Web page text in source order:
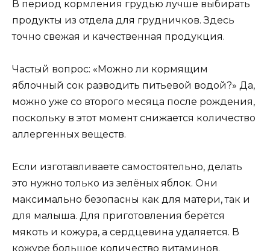
В период кормления грудью лучше выбирать
продукты из отдела для грудничков. Здесь
точно свежая и качественная продукция.
Частый вопрос: «Можно ли кормящим
яблочный сок разводить питьевой водой?» Да,
можно уже со второго месяца после рождения,
поскольку в этот момент снижается количество
аллергенных веществ.
Если изготавливаете самостоятельно, делать
это нужно только из зелёных яблок. Они
максимально безопасны как для матери, так и
для малыша. Для приготовления берётся
мякоть и кожура, а сердцевина удаляется. В
кожуре большое количество витаминов.